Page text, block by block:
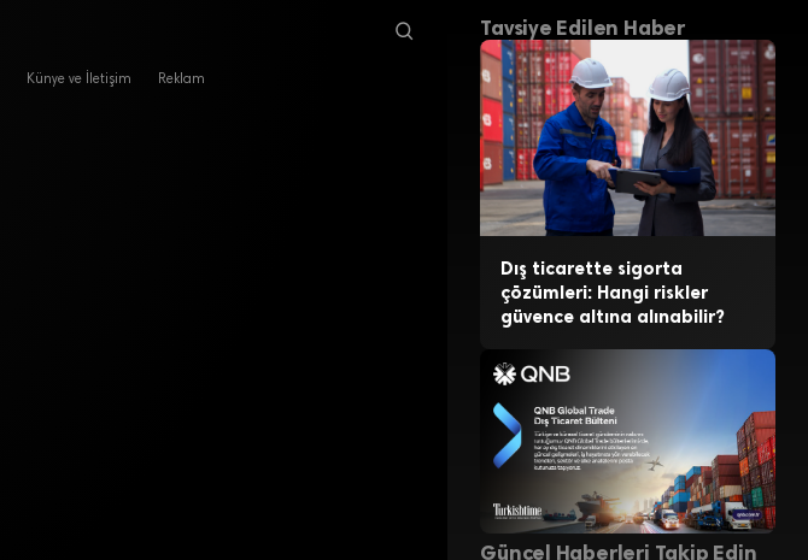
Künye ve İletişim Reklam
Tavsiye Edilen Haber
Dış ticarette sigorta
çözümleri: Hangi riskler
güvence altına alınabilir?
Güncel Haberleri Takip Edin